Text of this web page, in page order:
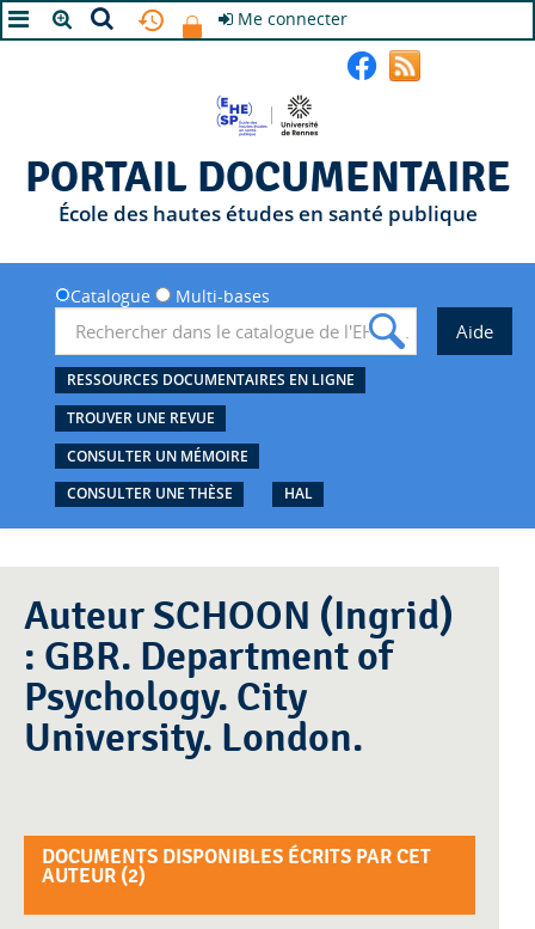
Me connecter
PORTAIL DOCUMENTAIRE
École des hautes études en santé publique
Catalogue Multi-bases
RESSOURCES DOCUMENTAIRES EN LIGNE
TROUVER UNE REVUE
CONSULTER UN MÉMOIRE
CONSULTER UNE THÈSE
HAL
Auteur SCHOON (Ingrid)
: GBR. Department of
Psychology. City
University. London.
DOCUMENTS DISPONIBLES ÉCRITS PAR CET
AUTEUR (2)